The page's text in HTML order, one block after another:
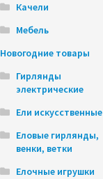
Качели
Мебель
Новогодние товары
Гирлянды
электрические
Ели искусственные
Еловые гирлянды,
венки, ветки
Елочные игрушки